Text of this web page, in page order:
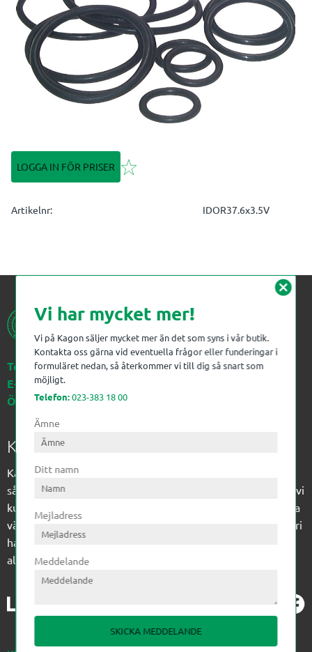
LOGGA IN FÖR PRISER Lägg till i favoriter
Artikelnr IDOR37.6x3.5V
Telefon:023-383 18 00
E-post:kagon@kagon.se
Öppettider:Måndag-Fredag, 07-16
Kagon AB
Kagon har sedan 1972 levererat kompetens till
sågverksindustrin och övrig industri. Till träindustrin tillför vi
kunskap med optimeringslösningar från timmerplanen hela
vägen fram till paketering/emballering och till övrig industri
har vi ett komplement sortiment av teknikprodukter med
allt ifrån slangtillverkning till transmission och lager.
cancel
Vi har mycket mer!
Vi på Kagon säljer mycket mer än det som syns i vår butik.
Kontakta oss gärna vid eventuella frågor eller funderingar i
formuläret nedan, så återkommer vi till dig så snart som
möjligt.
Telefon:023-383 18 00
Ämne
Ditt namn
Mejladress
Meddelande
SKICKA MEDDELANDE